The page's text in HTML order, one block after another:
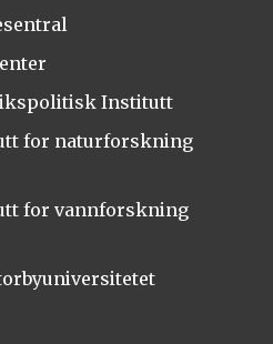
Institutt
for naturforskning
for vannforskning